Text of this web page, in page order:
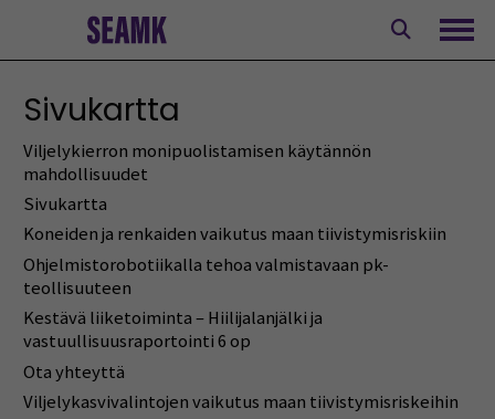
Sivukartta
Viljelykierron monipuolistamisen käytännön
mahdollisuudet
Sivukartta
Koneiden ja renkaiden vaikutus maan tiivistymisriskiin
Ohjelmistorobotiikalla tehoa valmistavaan pk-
teollisuuteen
Kestävä liiketoiminta – Hiilijalanjälki ja
vastuullisuusraportointi 6 op
Ota yhteyttä
Viljelykasvivalintojen vaikutus maan tiivistymisriskeihin